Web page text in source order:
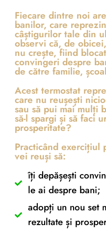
Exercitiu
dorești
ce în ce
Exercitiu Gratuit – Îți
Fiecare dintre noi
banilor, care
câștigurilor tale din
observi că, de
nu crește, fiind
convingeri despre
de către familie,
Acest termostat
care nu reușești
sau să pui mai mulți
să-l spargi și să faci
prosperitate?
Practicând exercițiul
vei reuși să:
îți depășești
le ai despre bani;
adopți un nou set
rezultate și